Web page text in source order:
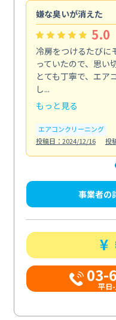
嫌な臭いが消えた
5.0
冷房をつけるたびに
っていたので、思い
とても丁寧で、エア
し...
もっと見る
エアコンクリーニング
投稿日：2024/12/16
投
事業者の
03-
平日